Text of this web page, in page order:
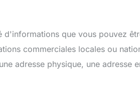
d'informations que vous pouvez
commerciales locales ou
adresse physique, une adresse